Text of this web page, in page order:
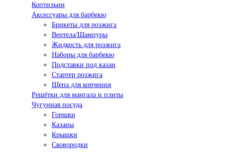
Коптильни
Аксессуары для барбекю
Брикеты для розжига
Вертела/Шампуры
Жидкость для розжига
Наборы для барбекю
Подставки под казан
Стартер розжига
Щепа для копчения
Решётки для мангала и плиты
Чугунная посуда
Горшки
Казаны
Крышки
Сковородки